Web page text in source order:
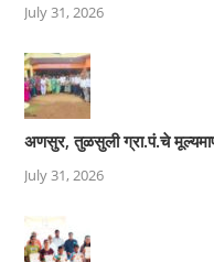
July 31, 2026
अणसुर, तुळसुली ग्रा.पं.चे
July 31, 2026